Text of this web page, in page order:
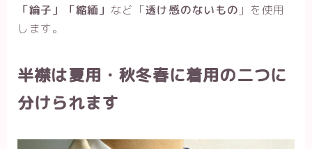
「綸子」「縮緬」 など「透け感のないもの 」を使用
します。
半襟は夏用・秋冬春に着用の二つに
分けられます